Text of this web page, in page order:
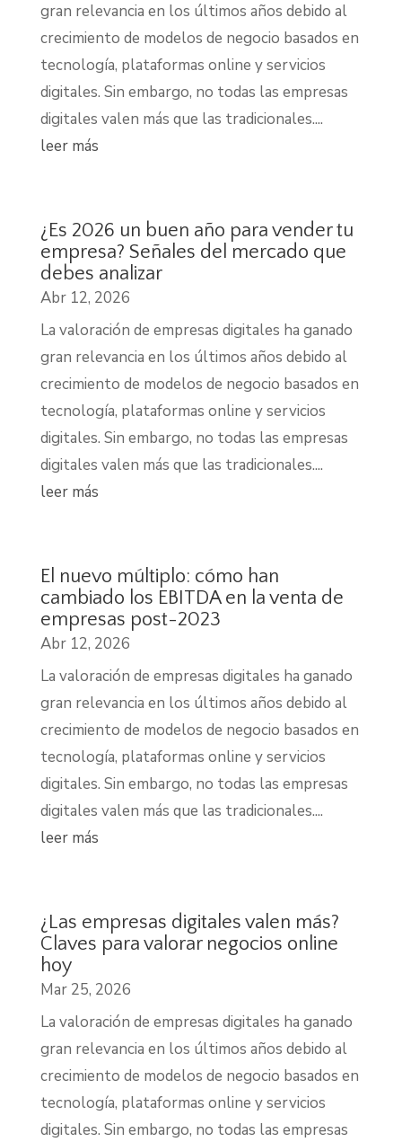
gran relevancia en los últimos años debido al
crecimiento de modelos de negocio basados en
tecnología, plataformas online y servicios
digitales. Sin embargo, no todas las empresas
digitales valen más que las tradicionales....
leer más
¿Es 2026 un buen año para vender tu
empresa? Señales del mercado que
debes analizar
Abr 12, 2026
La valoración de empresas digitales ha ganado
gran relevancia en los últimos años debido al
crecimiento de modelos de negocio basados en
tecnología, plataformas online y servicios
digitales. Sin embargo, no todas las empresas
digitales valen más que las tradicionales....
leer más
El nuevo múltiplo: cómo han
cambiado los EBITDA en la venta de
empresas post-2023
Abr 12, 2026
La valoración de empresas digitales ha ganado
gran relevancia en los últimos años debido al
crecimiento de modelos de negocio basados en
tecnología, plataformas online y servicios
digitales. Sin embargo, no todas las empresas
digitales valen más que las tradicionales....
leer más
¿Las empresas digitales valen más?
Claves para valorar negocios online
hoy
Mar 25, 2026
La valoración de empresas digitales ha ganado
gran relevancia en los últimos años debido al
crecimiento de modelos de negocio basados en
tecnología, plataformas online y servicios
digitales. Sin embargo, no todas las empresas